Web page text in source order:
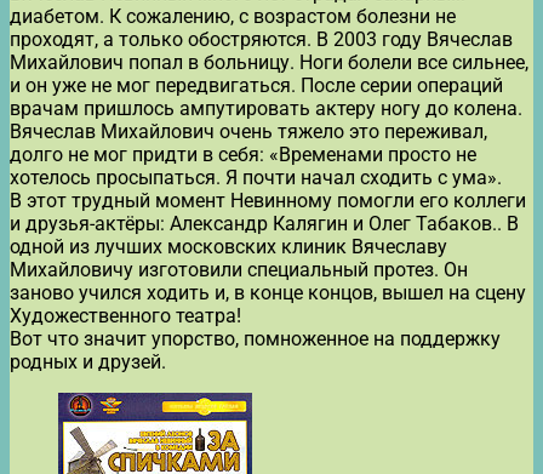
диабетом. К сожалению, с возрастом болезни не
проходят, а только обостряются. В 2003 году Вячеслав
Михайлович попал в больницу. Ноги болели все сильнее,
и он уже не мог передвигаться. После серии операций
врачам пришлось ампутировать актеру ногу до колена.
Вячеслав Михайлович очень тяжело это переживал,
долго не мог придти в себя: «Временами просто не
хотелось просыпаться. Я почти начал сходить с ума».
В этот трудный момент Невинному помогли его коллеги
и друзья-актёры: Александр Калягин и Олег Табаков.. В
одной из лучших московских клиник Вячеславу
Михайловичу изготовили специальный протез. Он
заново учился ходить и, в конце концов, вышел на сцену
Художественного театра!
Вот что значит упорство, помноженное на поддержку
родных и друзей.